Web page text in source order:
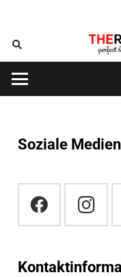
Soziale Medien